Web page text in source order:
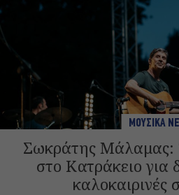
ΜΟΥΣΙΚΑ
Σωκράτης Μάλαμας:
στο Κατράκειο για
καλοκαιρινές